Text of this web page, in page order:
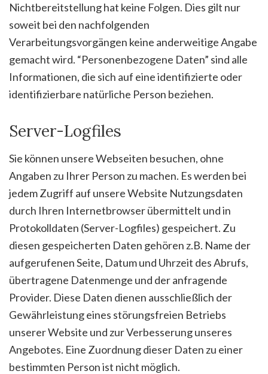
Nichtbereitstellung hat keine Folgen. Dies gilt nur
soweit bei den nachfolgenden
Verarbeitungsvorgängen keine anderweitige Angabe
gemacht wird. “Personenbezogene Daten” sind alle
Informationen, die sich auf eine identifizierte oder
identifizierbare natürliche Person beziehen.
Server-Logfiles
Sie können unsere Webseiten besuchen, ohne
Angaben zu Ihrer Person zu machen. Es werden bei
jedem Zugriff auf unsere Website Nutzungsdaten
durch Ihren Internetbrowser übermittelt und in
Protokolldaten (Server-Logfiles) gespeichert. Zu
diesen gespeicherten Daten gehören z.B. Name der
aufgerufenen Seite, Datum und Uhrzeit des Abrufs,
übertragene Datenmenge und der anfragende
Provider. Diese Daten dienen ausschließlich der
Gewährleistung eines störungsfreien Betriebs
unserer Website und zur Verbesserung unseres
Angebotes. Eine Zuordnung dieser Daten zu einer
bestimmten Person ist nicht möglich.